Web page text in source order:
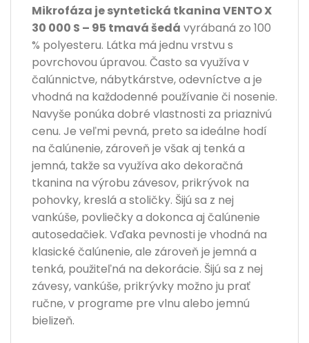
Mikrofáza je syntetická tkanina VENTO X
30 000 S – 95 tmavá šedá vyrábaná zo 100
% polyesteru. Látka má jednu vrstvu s
povrchovou úpravou. Často sa využíva v
čalúnnictve, nábytkárstve, odevníctve a je
vhodná na každodenné používanie či nosenie.
Navyše ponúka dobré vlastnosti za priaznivú
cenu. Je veľmi pevná, preto sa ideálne hodí
na čalúnenie, zároveň je však aj tenká a
jemná, takže sa využíva ako dekoračná
tkanina na výrobu závesov, prikrývok na
pohovky, kreslá a stoličky. Šijú sa z nej
vankúše, povliečky a dokonca aj čalúnenie
autosedačiek. Vďaka pevnosti je vhodná na
klasické čalúnenie, ale zároveň je jemná a
tenká, použiteľná na dekorácie. Šijú sa z nej
závesy, vankúše, prikrývky možno ju prať
ručne, v programe pre vlnu alebo jemnú
bielizeň.